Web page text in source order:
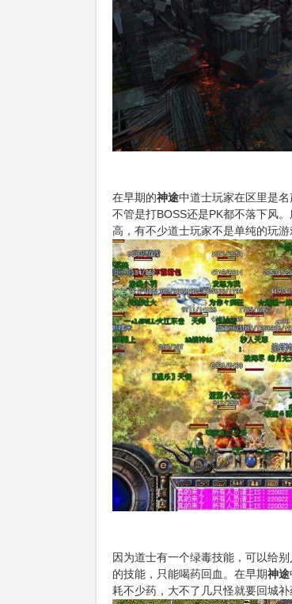
在早期的神途中道士玩家在区里是
不管是打BOSS还是PK都不落下风
高，有不少道士玩家不是单纯的玩
因为道士有一个绿毒技能，可以给
的技能，只能喝药回血。在早期神途
耗不少药，大不了几只怪就要回城